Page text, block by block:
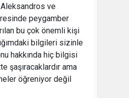
ve
peygamber
bu çok önemli kişi
bilgileri sizinle
hakkında hiç bilgisi
şaşıracaklardır ama
öğreniyor değil